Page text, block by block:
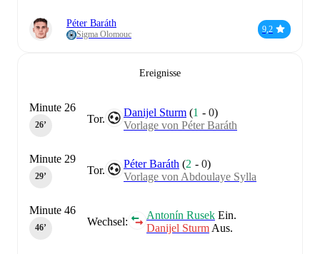
Péter Baráth
Sigma Olomouc
9,2
Ereignisse
Tor.
Danijel Sturm (1 -0)
Vorlage von Péter Baráth
Minute 26
26‎’‎
Tor.
Péter Baráth (2 -0)
Vorlage von Abdoulaye Sylla
Minute 29
29‎’‎
Wechsel:
Antonín Rusek Ein.
Danijel Sturm Aus.
Minute 46
46‎’‎